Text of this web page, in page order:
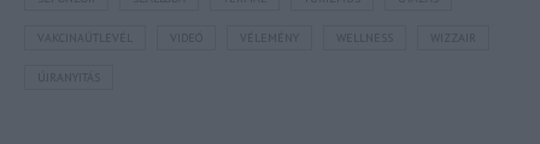
VAKCINAÚTLEVÉL WIZZAIR
ÚJRANYITÁS